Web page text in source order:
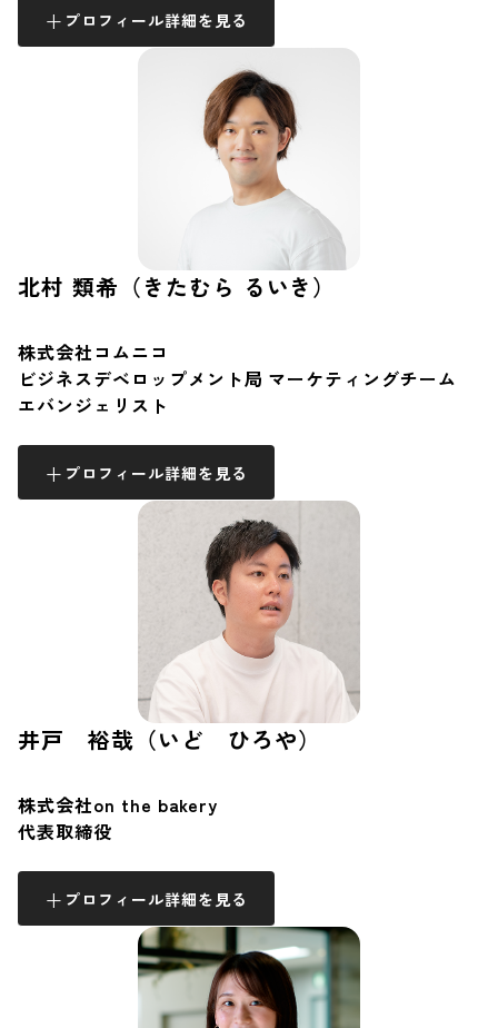
プロフィール詳細を見る
北村 類希（きたむら るいき）
株式会社コムニコ
ビジネスデベロップメント局 マーケティングチーム
エバンジェリスト
プロフィール詳細を見る
井戸 裕哉（いど ひろや）
株式会社on the bakery
代表取締役
プロフィール詳細を見る